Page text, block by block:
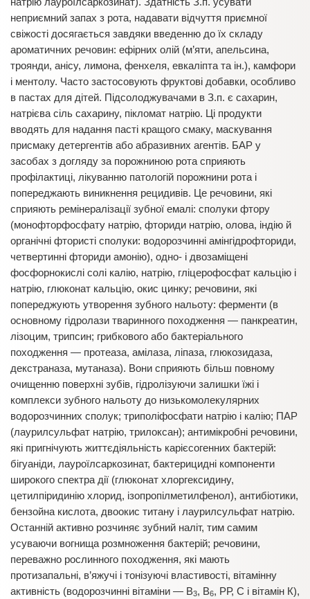
неприємний запах з рота, надавати відчуття приємної
свіжості досягається завдяки введенню до їх складу
ароматичних речовин: ефірних олій (м’яти, апельсина,
троянди, анісу, лимона, фенхеля, евкаліпта та ін.), камфори
і ментолу. Часто застосовують фруктові добавки, особливо
в пастах для дітей. Підсолоджувачами в З.п. є сахарин,
натрієва сіль сахарину, пікломат натрію. Ці продукти
вводять для надання пасті кращого смаку, маскування
присмаку детергентів або абразивних агентів. БАР у
засобах з догляду за порожниною рота сприяють
профілактиці, лікуванню патологій порожнини рота і
попереджають виникнення рецидивів. Це речовини, які
сприяють ремінералізації зубної емалі: сполуки фтору
(монофторфосфату натрію, фториди натрію, олова, індію й
органічні фтористі сполуки: водорозчинні амінгідрофториди,
четвертинні фториди амонію), одно- і двозаміщені
фосфорнокислі солі калію, натрію, гліцерофосфат кальцію і
натрію, глюконат кальцію, окис цинку; речовини, які
попереджують утворення зубного нальоту: ферменти (в
основному гідролази тваринного походження — панкреатин,
лізоцим, трипсин; грибкового або бактеріального
походження — протеаза, амілаза, ліпаза, глюкозидаза,
декстраназа, мутаназа). Вони сприяють більш повному
очищенню поверхні зубів, гідролізуючи залишки їжі і
комплекси зубного нальоту до низькомолекулярних
водорозчинних сполук; триполіфосфати натрію і калію; ПАР
(лаурилсульфат натрію, трилоксан); антимікробні речовини,
які пригнічують життєдіяльність карієсогенних бактерій:
бігуаніди, лауроїлсаркозинат, бактерицидні компоненти
широкого спектра дії (глюконат хлоргексидину,
цетилпіридинію хлорид, ізопропілметилфенол), антибіотики,
бензойна кислота, двоокис титану і лаурилсульфат натрію.
Останній активно розчиняє зубний наліт, тим самим
усуваючи вогнища розмноження бактерій; речовини,
переважно рослинного походження, які мають
протизапальні, в’яжучі і тонізуючі властивості, вітамінну
активність (водорозчинні вітаміни — В3, В6, РР, С і вітамін К),